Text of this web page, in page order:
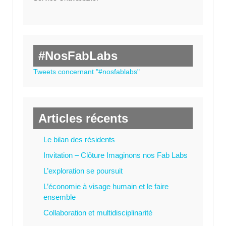
#NosFabLabs
Tweets concernant "#nosfablabs"
Articles récents
Le bilan des résidents
Invitation – Clôture Imaginons nos Fab Labs
L’exploration se poursuit
L’économie à visage humain et le faire
ensemble
Collaboration et multidisciplinarité